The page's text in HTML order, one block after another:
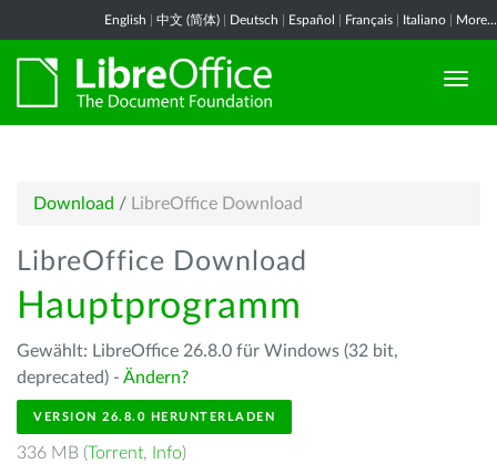
English 中文 (简体) Deutsch Español Français Italiano More...
Download / LibreOffice Download
LibreOffice Download
Hauptprogramm
Gewählt: LibreOffice 26.8.0 für Windows (32 bit,
deprecated) - Ändern?
VERSION 26.8.0 HERUNTERLADEN
336 MB (Torrent, Info)